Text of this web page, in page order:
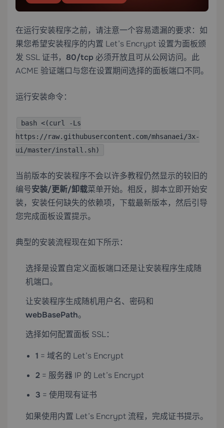
在运行安装程序之前，请注意一个容易遗漏的要求：如
果您希望安装程序的内置 Let’s Encrypt 设置为面板颁
发 SSL 证书， 80/tcp 必须开放且可从公网访问。此
ACME 验证端口与您在设置期间选择的面板端口不同。
运行安装命令：
bash <(curl -Ls
https://raw.githubusercontent.com/mhsanaei/3x-
ui/master/install.sh)
当前版本的安装程序不会以许多教程仍然显示的较旧的
编号安装/更新/卸载菜单开始。相反，脚本立即开始安
装，安装任何缺失的依赖项，下载最新版本，然后引导
您完成面板设置提示。
典型的安装流程现在如下所示：
选择是设置自定义面板端口还是让安装程序生成随
机端口。
让安装程序生成随机用户名、密码和
webBasePath。
选择如何配置面板 SSL：
1 = 域名的 Let’s Encrypt
2 = 服务器 IP 的 Let’s Encrypt
3 = 使用现有证书
如果使用内置 Let’s Encrypt 流程，完成证书提示。